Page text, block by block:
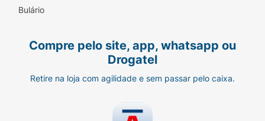
Elástico: poliéster e elastodieno.
"Contém Látex Natural, pode causar alergia."
PRAZO DE VALIDADE:
ANVISA:
81284250018
Bulário
Compre pelo site, app, whatsapp ou
Drogatel
Retire na loja com agilidade e sem passar pelo caixa.